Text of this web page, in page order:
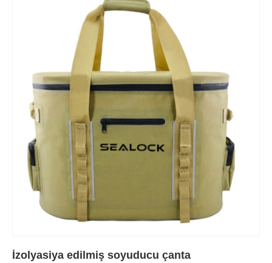
İzolyasiya edilmiş soyuducu çanta